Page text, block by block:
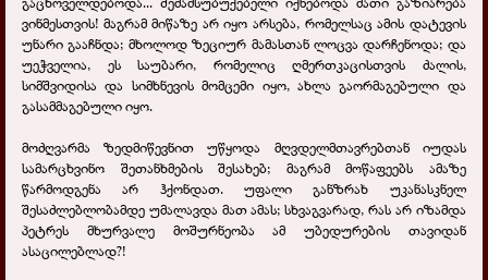
ვინმესთვის! მაგრამ მიწაზე არ იყო არსება, რომელსაც ამის დატევის
უნარი გააჩნდა; მხოლოდ ზეციურ მამასთან ლოცვა დარჩენოდა; და
უეჭველია, ეს საუბარი, რომელიც ღმერთკაცისთვის ძალის,
სიმშვიდისა და სიმხნევის მომცემი იყო, ახლა გაორმაგებული და
გასამმაგებული იყო.
მოძღვარმა ზედმიწევნით უწყოდა მღვდელმთავრებთან იუდას
სამარცხვინო შეთანხმების შესახებ; მაგრამ მოწაფეებს ამაზე
წარმოდგენა არ ჰქონდათ. უფალი განზრახ უკანასკნელ
შესაძლებლობამდე უმალავდა მათ ამას; სხვაგვარად, რას არ იზამდა
პეტრეს მხურვალე მოშურნეობა ამ უბედურების თავიდან
ასაცილებლად?!